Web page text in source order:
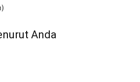
Anda